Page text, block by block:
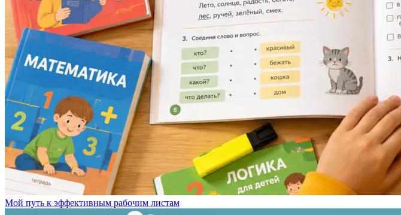
Мой путь к эффективным рабочим листам